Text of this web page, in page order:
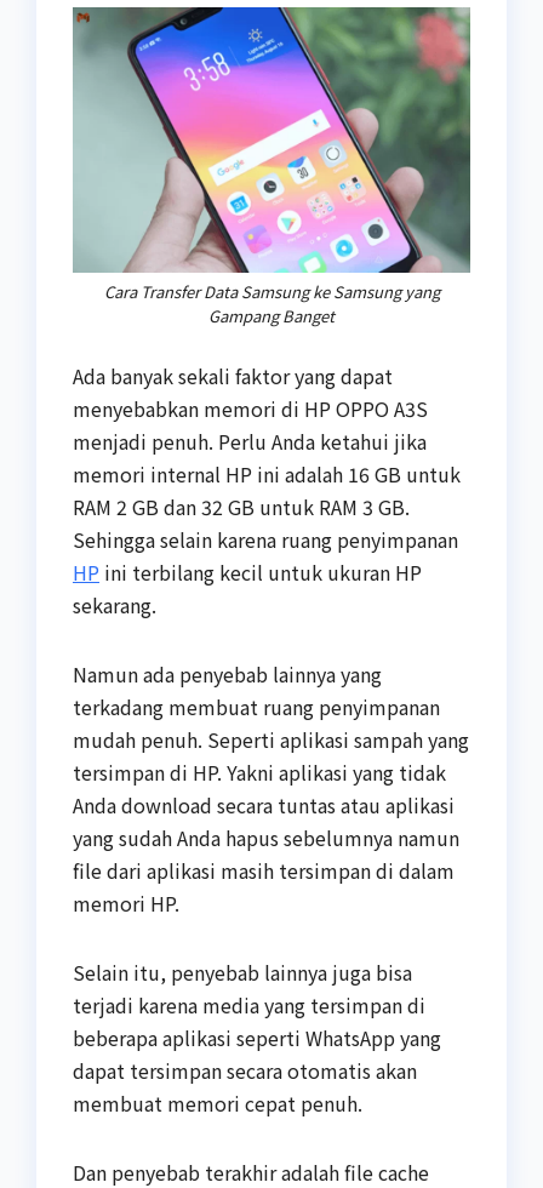
Cara Transfer Data Samsung ke Samsung yang
Gampang Banget
Ada banyak sekali faktor yang dapat
menyebabkan memori di HP OPPO A3S
menjadi penuh. Perlu Anda ketahui jika
memori internal HP ini adalah 16 GB untuk
RAM 2 GB dan 32 GB untuk RAM 3 GB.
Sehingga selain karena ruang penyimpanan
HP ini terbilang kecil untuk ukuran HP
sekarang.
Namun ada penyebab lainnya yang
terkadang membuat ruang penyimpanan
mudah penuh. Seperti aplikasi sampah yang
tersimpan di HP. Yakni aplikasi yang tidak
Anda download secara tuntas atau aplikasi
yang sudah Anda hapus sebelumnya namun
file dari aplikasi masih tersimpan di dalam
memori HP.
Selain itu, penyebab lainnya juga bisa
terjadi karena media yang tersimpan di
beberapa aplikasi seperti WhatsApp yang
dapat tersimpan secara otomatis akan
membuat memori cepat penuh.
Dan penyebab terakhir adalah file cache